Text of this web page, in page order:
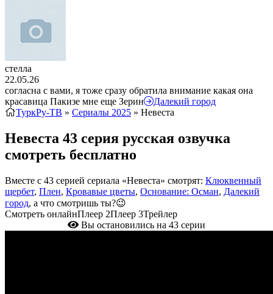
стелла
22.05.26
согласна с вами, я тоже сразу обратила внимание какая она
красавица Пакизе мне еще Зерин
Далекий город
ТуркРу-ТВ » Сериалы 2025 » Невеста
Невеста 43 серия русская озвучка
смотреть бесплатно
Вместе с 43 серией сериала «Невеста» смотрят: Клюквенный
щербет, Плен, Кровавые цветы, Основание: Осман, Далекий
город, а что смотришь ты?😉
Смотреть онлайнПлеер 2Плеер 3Трейлер
Вы остановились на 43 серии